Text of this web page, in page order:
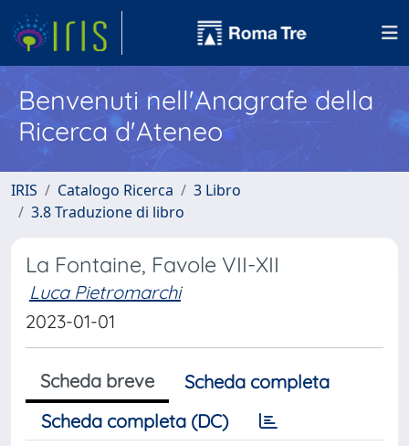
Benvenuti nell'Anagrafe della
Ricerca d'Ateneo
IRIS Catalogo Ricerca
3 Libro
3.8 Traduzione di libro
La Fontaine, Favole VII-XII
Luca Pietromarchi
2023-01-01
Scheda breve
Scheda completa
Scheda completa (DC)